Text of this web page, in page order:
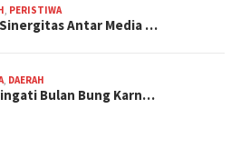
, PERISTIWA
Sinergitas Antar Media …
, DAERAH
Bulan Bung Karn…